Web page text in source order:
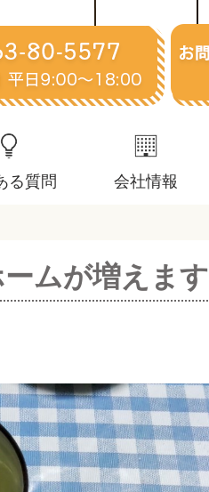
る質問 会社情報
ムが増えます